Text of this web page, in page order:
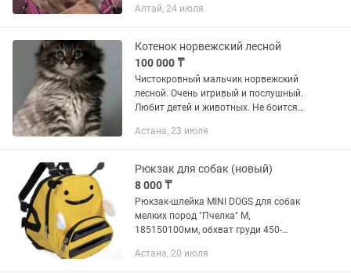
Алтай, 24 июля
Котенок норвежский лесной
100 000 ₸
Чистокровный мальчик норвежский
лесной. Очень игривый и послушный.
Любит детей и животных. Не боится
шлейке. Наши котята - это гарантия
Астана, 23 июля
Рюкзак для собак (новый)
8 000 ₸
Рюкзак-шлейка MINI DOGS для собак
мелких пород "Пчелка" М,
185150100мм, обхват груди 450-
шлейка для собак небольших пород -
Астана, 20 июля